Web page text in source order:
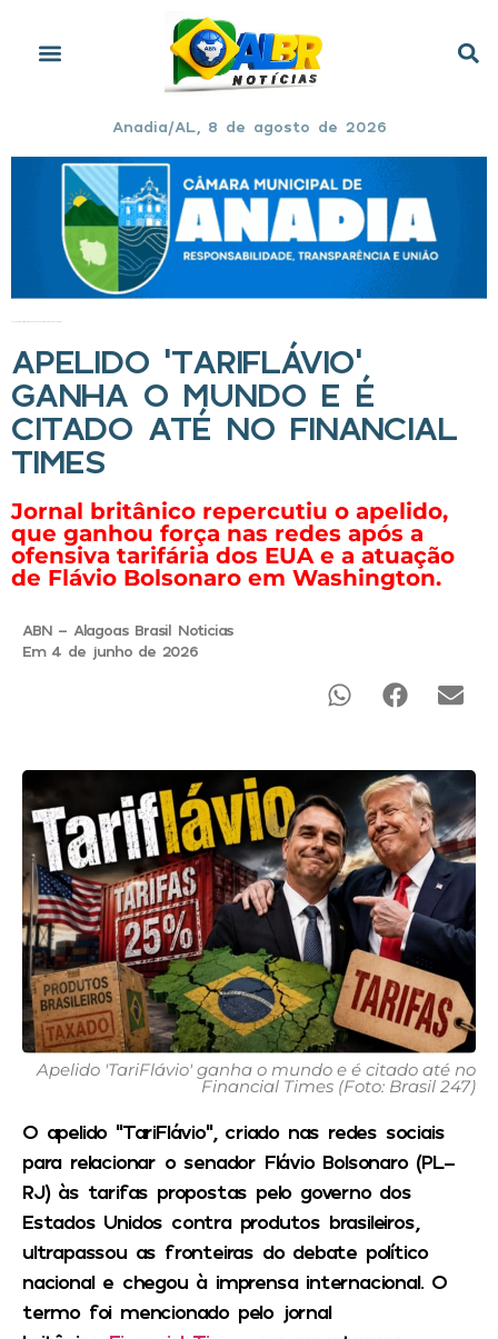
Anadia/AL, 8 de agosto de 2026
APELIDO ‘TARIFLÁVIO’
GANHA O MUNDO E É
CITADO ATÉ NO FINANCIAL
TIMES
Jornal britânico repercutiu o apelido,
que ganhou força nas redes após a
ofensiva tarifária dos EUA e a atuação
de Flávio Bolsonaro em Washington.
ABN - Alagoas Brasil Noticias
Em 4 de junho de 2026
Apelido 'TariFlávio' ganha o mundo e é citado até no
Financial Times (Foto: Brasil 247)
O apelido “TariFlávio”, criado nas redes sociais
para relacionar o senador Flávio Bolsonaro (PL-
RJ) às tarifas propostas pelo governo dos
Estados Unidos contra produtos brasileiros,
ultrapassou as fronteiras do debate político
nacional e chegou à imprensa internacional. O
termo foi mencionado pelo jornal